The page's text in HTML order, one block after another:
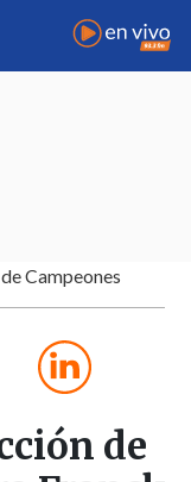
Campeones
de